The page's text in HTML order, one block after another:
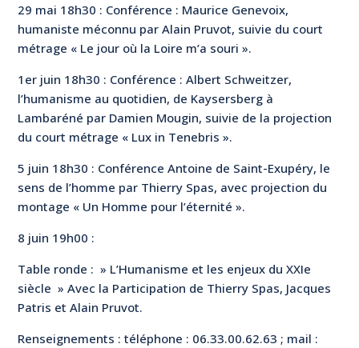
29 mai 18h30 : Conférence : Maurice Genevoix,
humaniste méconnu par Alain Pruvot, suivie du court
métrage « Le jour où la Loire m’a souri ».
1er juin 18h30 : Conférence : Albert Schweitzer,
l’humanisme au quotidien, de Kaysersberg à
Lambaréné par Damien Mougin, suivie de la projection
du court métrage « Lux in Tenebris ».
5 juin 18h30 : Conférence Antoine de Saint-Exupéry, le
sens de l’homme par Thierry Spas, avec projection du
montage « Un Homme pour l’éternité ».
8 juin 19h00 :
Table ronde : » L’Humanisme et les enjeux du XXIe
siècle » Avec la Participation de Thierry Spas, Jacques
Patris et Alain Pruvot.
Renseignements : téléphone : 06.33.00.62.63 ; mail :